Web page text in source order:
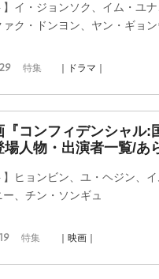
】イ・ジョンソク、イム・ユ
ァク・ドンヨン、ヤン・ギョ
特集 ｜ドラマ｜
『コンフィデンシャル:
場人物・出演者一覧/あ
】ヒョンビン、ユ・ヘジン、
、チン・ソンギュ
特集 ｜映画｜